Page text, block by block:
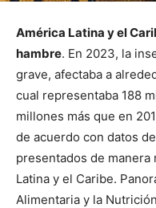
América Latina y el
hambre. En 2023, la
grave, afectaba a
cual representaba 188
millones más que en
de acuerdo con datos de
presentados de
Latina y el Caribe.
Alimentaria y la